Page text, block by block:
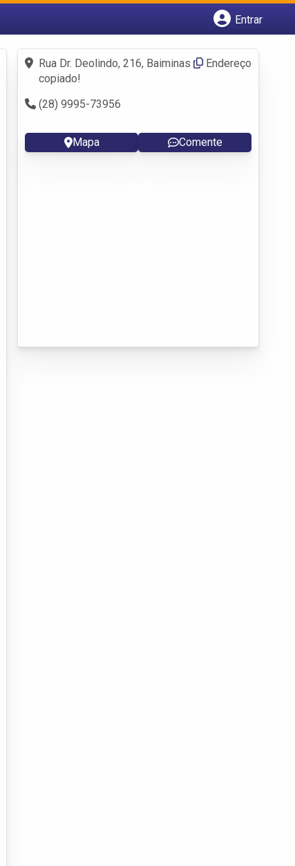
Entrar
Fazer login
Criar conta
Rua Dr. Deolindo, 216, Baiminas
Endereço
copiado!
(28) 9995-73956
Mapa Comente